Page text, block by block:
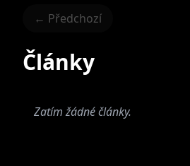
← Předchozí
Články
Zatím žádné články.